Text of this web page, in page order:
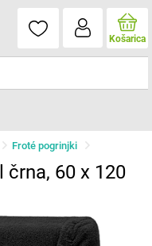
Košarica
Froté pogrinjki
60 x 120